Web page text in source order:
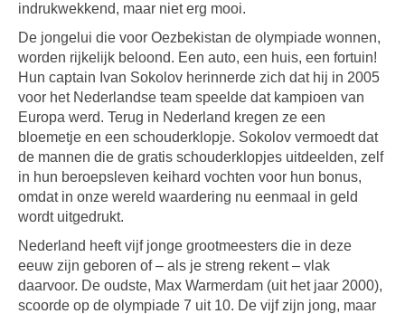
indrukwekkend, maar niet erg mooi.
De jongelui die voor Oezbekistan de olympiade wonnen,
worden rijkelijk beloond. Een auto, een huis, een fortuin!
Hun captain Ivan Sokolov herinnerde zich dat hij in 2005
voor het Nederlandse team speelde dat kampioen van
Europa werd. Terug in Nederland kregen ze een
bloemetje en een schouderklopje. Sokolov vermoedt dat
de mannen die de gratis schouderklopjes uitdeelden, zelf
in hun beroepsleven keihard vochten voor hun bonus,
omdat in onze wereld waardering nu eenmaal in geld
wordt uitgedrukt.
Nederland heeft vijf jonge grootmeesters die in deze
eeuw zijn geboren of – als je streng rekent – vlak
daarvoor. De oudste, Max Warmerdam (uit het jaar 2000),
scoorde op de olympiade 7 uit 10. De vijf zijn jong, maar